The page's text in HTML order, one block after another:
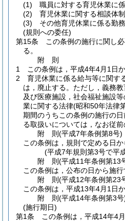
(1)
職員に対する育児休業に
(2)
育児休業に関する相談体
(3)
その他育児休業に係る勤
(規則への委任)
第15条
この条例の施行に関し
る。
附 則
1
この条例は，平成4年4月1日
2
育児休業に係る給与等に関す
は，廃止する。 ただし，義務
及び医療施設，社会福祉施設
業に関する法律(昭和50年法律
期間のうちこの条例の施行の
る取扱いについては，なお従前
附 則(平成7年条例第8号)
この条例は，規則で定める日か
(平成7年規則第3号で平
附 則(平成11年条例第13
この条例は，公布の日から施行
附 則(平成12年条例第23
この条例は，平成13年4月1日か
附 則(平成14年条例第3号
(施行期日)
第1条
この条例は，平成14年4